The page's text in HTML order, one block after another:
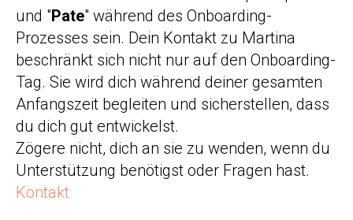
und "Pate" während des Onboarding-
Prozesses sein. Dein Kontakt zu Martina
beschränkt sich nicht nur auf den Onboarding-
Tag. Sie wird dich während deiner gesamten
Anfangszeit begleiten und sicherstellen, dass
du dich gut entwickelst.
Zögere nicht, dich an sie zu wenden, wenn du
Unterstützung benötigst oder Fragen hast.
Kontakt